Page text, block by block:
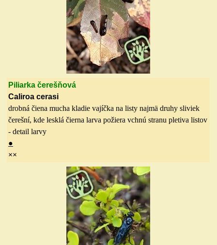
Piliarka čerešňová
Caliroa cerasi
drobná čiena mucha kladie vajíčka na listy najmä druhy sliviek
čerešní, kde lesklá čierna larva požiera vchnú stranu pletiva listov
- detail larvy
●
××